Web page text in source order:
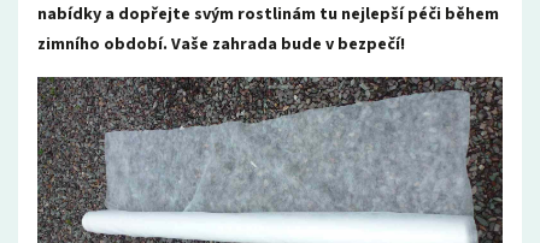
nabídky a dopřejte svým rostlinám tu nejlepší péči během
zimního období. Vaše zahrada bude v bezpečí!